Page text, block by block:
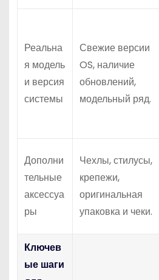
Реальна
я модель
и версия
системы
Свежие версии
OS, наличие
обновлений,
модельный ряд.
Дополни
тельные
аксессуа
ры
Чехлы, стилусы,
крепежи,
оригинальная
упаковка и чеки.
Ключев
ые шаги